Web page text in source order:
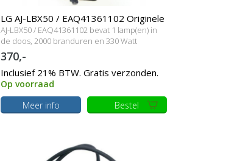
LG AJ-LBX50 / EAQ41361102 Originele
lampmodule
AJ-LBX50 / EAQ41361102 bevat 1 lamp(en) in
de doos, 2000 branduren en 330 Watt
370,-
Inclusief 21% BTW. Gratis verzonden.
Op voorraad
Meer info
Bestel